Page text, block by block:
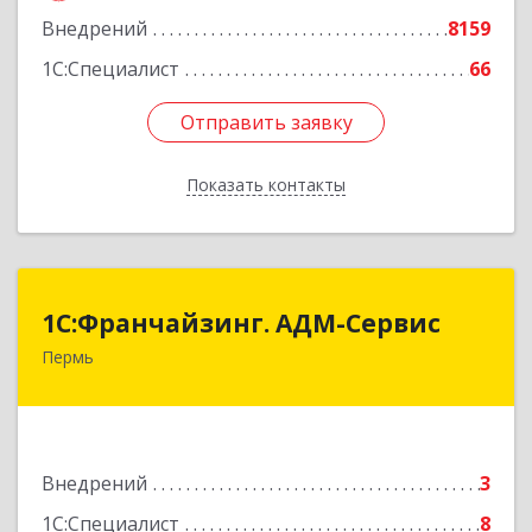
Внедрений
8159
1С:Специалист
66
Отправить заявку
Показать контакты
Отправить заявку
Назад
1С:Франчайзинг. АДМ-Сервис
Пермь
Внедрений
3
1С:Специалист
8
1С:Франчайзинг. АДМ-Сервис
614096, Пермский край, Пермь г, Ленина ул,